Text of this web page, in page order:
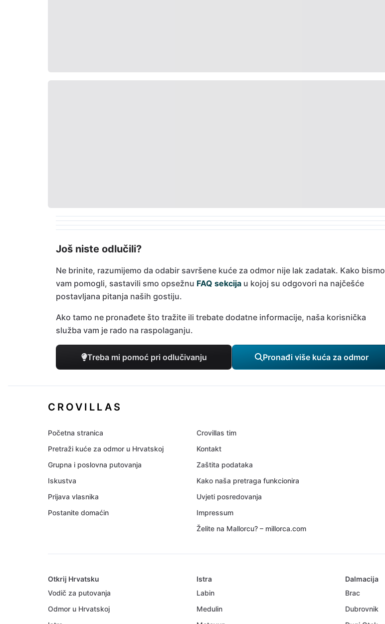
Još niste odlučili?
Ne brinite, razumijemo da odabir savršene kuće za odmor nije lak zadatak. Kako bismo
vam pomogli, sastavili smo opsežnu FAQ sekcija u kojoj su odgovori na najčešće
postavljana pitanja naših gostiju.
Ako tamo ne pronađete što tražite ili trebate dodatne informacije, naša korisnička
služba vam je rado na raspolaganju.
Treba mi pomoć pri odlučivanju Pronađi više kuća za odmor
CROVILLAS
Početna stranica
Pretraži kuće za odmor u Hrvatskoj
Grupna i poslovna putovanja
Iskustva
Prijava vlasnika
Postanite domaćin
Crovillas tim
Kontakt
Zaštita podataka
Kako naša pretraga funkcionira
Uvjeti posredovanja
Impressum
Želite na Mallorcu? – millorca.com
Otkrij Hrvatsku
Vodič za putovanja
Odmor u Hrvatskoj
Istra
Labin
Medulin
Dalmacija
Brac
Dubrovnik